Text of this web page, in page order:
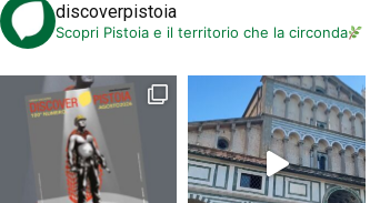
discoverpistoia
Scopri Pistoia e il territorio che la circonda